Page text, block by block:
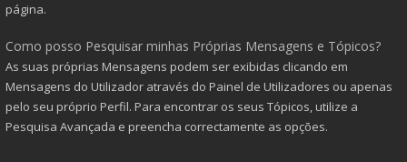
página.
Como posso Pesquisar minhas Próprias Mensagens e Tópicos?
As suas próprias Mensagens podem ser exibidas clicando em
Mensagens do Utilizador através do Painel de Utilizadores ou apenas
pelo seu próprio Perfil. Para encontrar os seus Tópicos, utilize a
Pesquisa Avançada e preencha correctamente as opções.